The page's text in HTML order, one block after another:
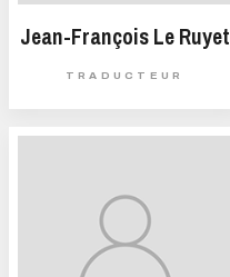
Jean-François Le Ruyet
TRADUCTEUR